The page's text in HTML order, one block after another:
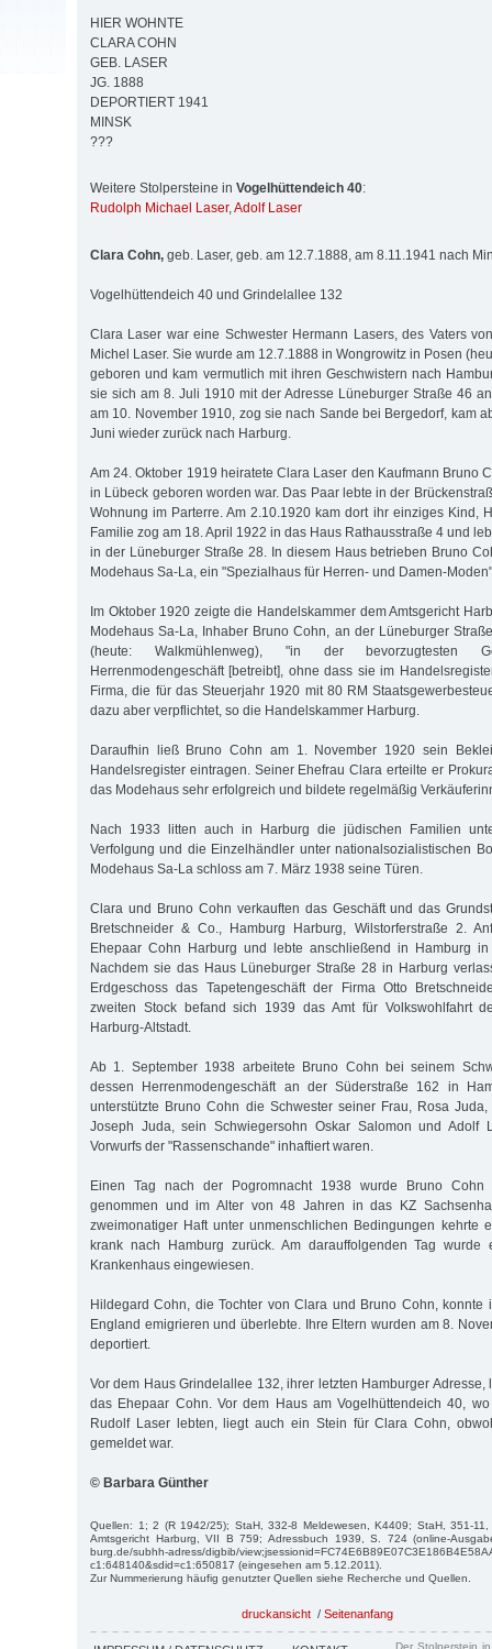
HIER WOHNTE
CLARA COHN
GEB. LASER
JG. 1888
DEPORTIERT 1941
MINSK
???
Weitere Stolpersteine in Vogelhüttendeich 40:
Rudolph Michael Laser,Adolf Laser
Clara Cohn, geb. Laser, geb. am 12.7.1888, am 8.11.1941 nach
Vogelhüttendeich 40 und Grindelallee 132
Clara Laser war eine Schwester Hermann Lasers, des Vaters
Michel Laser. Sie wurde am 12.7.1888 in Wongrowitz in Posen
geboren und kam vermutlich mit ihren Geschwistern nach
sie sich am 8. Juli 1910 mit der Adresse Lüneburger Straße 46
am 10. November 1910, zog sie nach Sande bei Bergedorf, kam
Juni wieder zurück nach Harburg.
Am 24. Oktober 1919 heiratete Clara Laser den Kaufmann Bruno
in Lübeck geboren worden war. Das Paar lebte in der
Wohnung im Parterre. Am 2.10.1920 kam dort ihr einziges Kind,
Familie zog am 18. April 1922 in das Haus Rathausstraße 4 und
in der Lüneburger Straße 28. In diesem Haus betrieben Bruno
Modehaus Sa-La, ein "Spezialhaus für Herren- und Damen-
Im Oktober 1920 zeigte die Handelskammer dem Amtsgericht
Modehaus Sa-La, Inhaber Bruno Cohn, an der Lüneburger
(heute: Walkmühlenweg), "in der bevorzugtesten
Herrenmodengeschäft [betreibt], ohne dass sie im
Firma, die für das Steuerjahr 1920 mit 80 RM
dazu aber verpflichtet, so die Handelskammer Harburg.
Daraufhin ließ Bruno Cohn am 1. November 1920 sein
Handelsregister eintragen. Seiner Ehefrau Clara erteilte er
das Modehaus sehr erfolgreich und bildete regelmäßig
Nach 1933 litten auch in Harburg die jüdischen Familien
Verfolgung und die Einzelhändler unter nationalsozialistischen
Modehaus Sa-La schloss am 7. März 1938 seine Türen.
Clara und Bruno Cohn verkauften das Geschäft und das
Bretschneider & Co., Hamburg Harburg, Wilstorferstraße 2.
Ehepaar Cohn Harburg und lebte anschließend in Hamburg
Nachdem sie das Haus Lüneburger Straße 28 in Harburg
Erdgeschoss das Tapetengeschäft der Firma Otto
zweiten Stock befand sich 1939 das Amt für Volkswohlfahrt
Harburg-Altstadt.
Ab 1. September 1938 arbeitete Bruno Cohn bei seinem
dessen Herrenmodengeschäft an der Süderstraße 162 in
unterstützte Bruno Cohn die Schwester seiner Frau, Rosa
Joseph Juda, sein Schwiegersohn Oskar Salomon und Adolf
Vorwurfs der "Rassenschande" inhaftiert waren.
Einen Tag nach der Pogromnacht 1938 wurde Bruno Cohn
genommen und im Alter von 48 Jahren in das KZ
zweimonatiger Haft unter unmenschlichen Bedingungen kehrte
krank nach Hamburg zurück. Am darauffolgenden Tag
Krankenhaus eingewiesen.
Hildegard Cohn, die Tochter von Clara und Bruno Cohn, konnte
England emigrieren und überlebte. Ihre Eltern wurden am 8.
deportiert.
Vor dem Haus Grindelallee 132, ihrer letzten Hamburger Adresse,
das Ehepaar Cohn. Vor dem Haus am Vogelhüttendeich 40,
Rudolf Laser lebten, liegt auch ein Stein für Clara Cohn,
gemeldet war.
© Barbara Günther
Quellen: 1; 2 (R 1942/25); StaH, 332-8 Meldewesen, K4409; StaH, 351-
Amtsgericht Harburg, VII B 759; Adressbuch 1939, S. 724 (online-
burg.de/subhh-adress/digbib/
c1:648140&sdid=c1:650817 (eingesehen am 5.12.2011).
Zur Nummerierung häufig genutzter Quellen siehe Recherche und Quellen.
druckansicht / Seitenanfang
Der Stolperstein